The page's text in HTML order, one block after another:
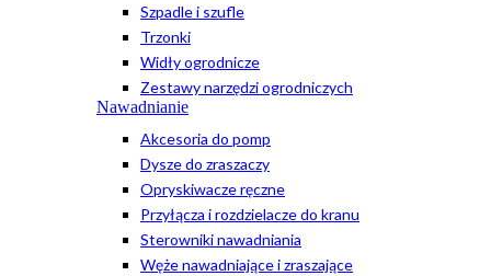
Szpadle i szufle
Trzonki
Widły ogrodnicze
Zestawy narzędzi ogrodniczych
Nawadnianie
Akcesoria do pomp
Dysze do zraszaczy
Opryskiwacze ręczne
Przyłącza i rozdzielacze do kranu
Sterowniki nawadniania
Węże nawadniające i zraszające